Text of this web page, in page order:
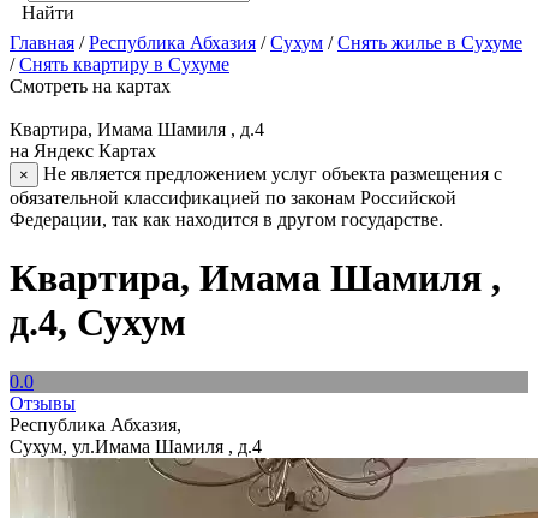
Найти
Главная /Республика Абхазия /Сухум /Снять жилье в Сухуме
/Снять квартиру в Сухуме
Смотреть на картах
Квартира, Имама Шамиля , д.4
на Яндекс Картах
×
Не является предложением услуг объекта размещения с
обязательной классификацией по законам Российской
Федерации, так как находится в другом государстве.
Квартира, Имама Шамиля ,
д.4, Сухум
0.0
Отзывы
Республика Абхазия,
Сухум, ул.Имама Шамиля , д.4